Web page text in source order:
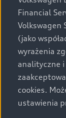
za dopłatą.
specyfikacji
określenie
świadectwo
sobie prawo
informacji
Audi.
Financial
Volkswagen
(jako
wyrażenia
analityczne i
cookies.
ustawienia